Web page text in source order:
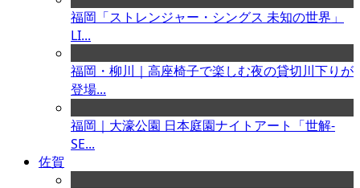
福岡「ストレンジャー・シングス 未知の世界」
LI...
福岡・柳川｜高座椅子で楽しむ夜の貸切川下りが
登場...
福岡｜大濠公園 日本庭園ナイトアート「世解-
SE...
佐賀